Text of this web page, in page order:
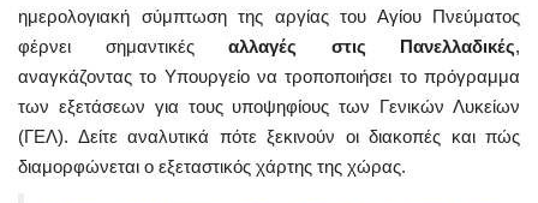
ημερολογιακή σύμπτωση της αργίας του Αγίου Πνεύματος
φέρνει σημαντικές αλλαγές στις Πανελλαδικές,
αναγκάζοντας το Υπουργείο να τροποποιήσει το πρόγραμμα
των εξετάσεων για τους υποψηφίους των Γενικών Λυκείων
(ΓΕΛ). Δείτε αναλυτικά πότε ξεκινούν οι διακοπές και πώς
διαμορφώνεται ο εξεταστικός χάρτης της χώρας.